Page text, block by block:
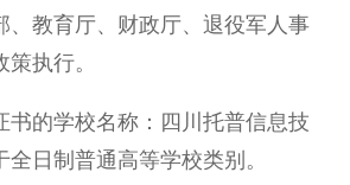
、教育厅、财政厅、退役军人事
执行。
书的学校名称：四川托普信息技
日制普通高等学校类别。